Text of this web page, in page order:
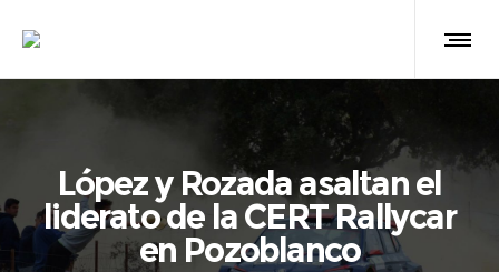
López y Rozada asaltan el
liderato de la CERT Rallycar
en Pozoblanco